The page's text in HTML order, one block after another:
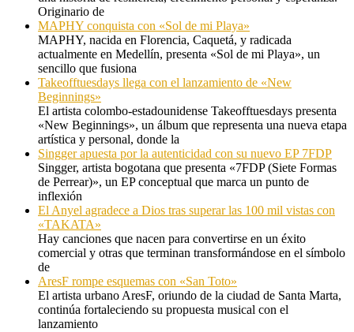
Originario de
MAPHY conquista con «Sol de mi Playa»
MAPHY, nacida en Florencia, Caquetá, y radicada
actualmente en Medellín, presenta «Sol de mi Playa», un
sencillo que fusiona
Takeofftuesdays llega con el lanzamiento de «New
Beginnings»
El artista colombo-estadounidense Takeofftuesdays presenta
«New Beginnings», un álbum que representa una nueva etapa
artística y personal, donde la
Singger apuesta por la autenticidad con su nuevo EP 7FDP
Singger, artista bogotana que presenta «7FDP (Siete Formas
de Perrear)», un EP conceptual que marca un punto de
inflexión
El Anyel agradece a Dios tras superar las 100 mil vistas con
«TAKATA»
Hay canciones que nacen para convertirse en un éxito
comercial y otras que terminan transformándose en el símbolo
de
AresF rompe esquemas con «San Toto»
El artista urbano AresF, oriundo de la ciudad de Santa Marta,
continúa fortaleciendo su propuesta musical con el
lanzamiento